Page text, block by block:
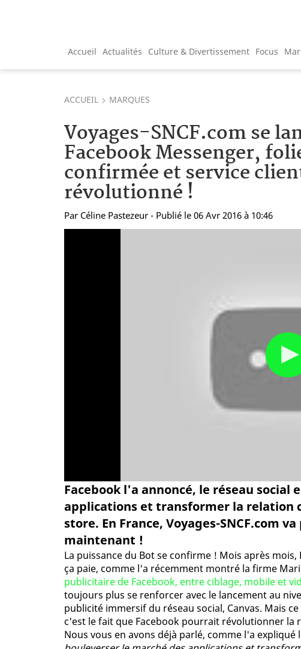
Accueil Actualités Culture & Divertissement Focus
ACCUEIL MARQUES
Voyages-SNCF.com se
Facebook Messenger,
confirmée et service
révolutionné !
Par Céline Pastezeur - Publié le 06 Avr 2016 à 10:46
Facebook l'a annoncé, le réseau social
applications et transformer la relation
store. En France, Voyages-SNCF.com
maintenant !
La puissance du Bot se confirme ! Mois après
ça paie, comme l'a récemment montré la firme
publicitaire de Facebook, entre ciblage, mobile et
toujours plus se renforcer avec le lancement au
publicité immersif du réseau social, Canvas. Mais
c'est le fait que Facebook pourrait révolutionner la
Nous vous en avons déjà parlé, comme l'a expliqué